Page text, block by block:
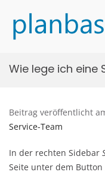
springen
Wie lege ich eine
Beitrag veröffentlicht
Service-Team
In der rechten Sidebar
Seite unter dem Button